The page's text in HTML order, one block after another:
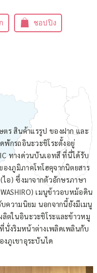
ชอปปิง
ร สินค้าแรรูป ของฝาก และ
พักรถอินะวะชิโระตั้งอยู่
ทางด่วนบันเอทสึ ที่นี่ได้รับ
งภูมิภาคโทโฮคุจากนิตยสาร
อ) ซึ่งมาจากตัวอักษรภาษา
เมนูข้าวอบหม้อดิน
ความนิยม นอกจากนี้ยังมีเมนู
ตในอินะวะชิโระและข้าวหมู
นั่งริมหน้าต่างเพลิดเพลินกับ
งภูเขาอุระบันได